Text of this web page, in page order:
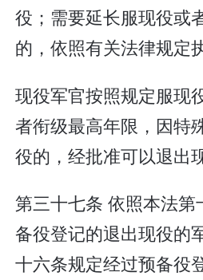
役；需要延长服现役或
的，依照有关法律规定
现役军官按照规定服现
者衔级最高年限，因特
役的，经批准可以退出
第三十七条 依照本法
备役登记的退出现役的
十六条规定经过预备役